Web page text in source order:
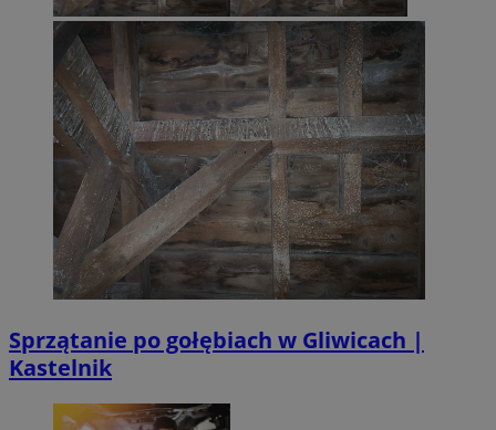
Sprzątanie po gołębiach w Gliwicach |
Kastelnik